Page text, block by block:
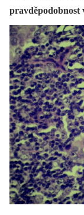
pravděpodobnost